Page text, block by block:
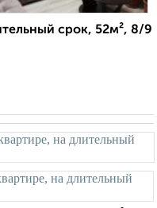
срок, 52м², 8/9